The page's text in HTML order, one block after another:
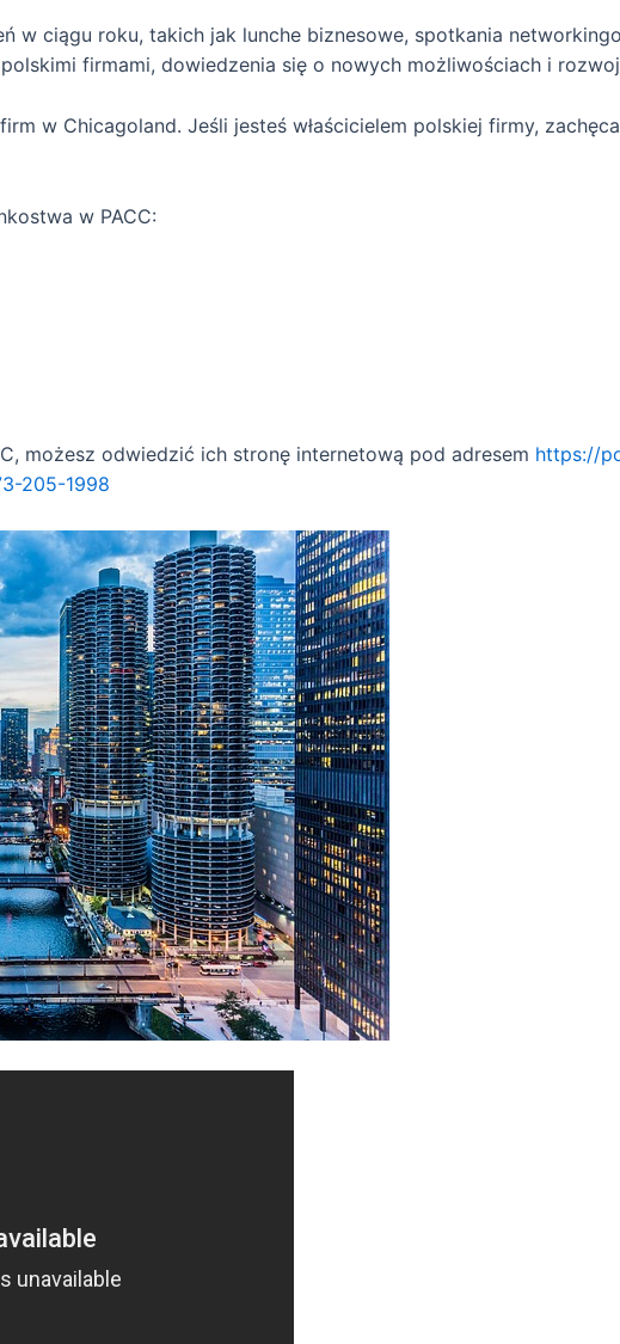
w ciągu roku, takich jak lunche biznesowe, spotkania
firmami, dowiedzenia się o nowych możliwościach i
w Chicagoland. Jeśli jesteś właścicielem polskiej firmy,
w PACC:
możesz odwiedzić ich stronę internetową pod adresem https://
205-1998